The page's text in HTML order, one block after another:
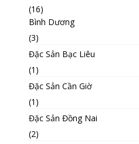
(16)
Bình Dương
(3)
Đặc Sản Bạc Liêu
(1)
Đặc Sản Cần Giờ
(1)
Đặc Sản Đồng Nai
(2)